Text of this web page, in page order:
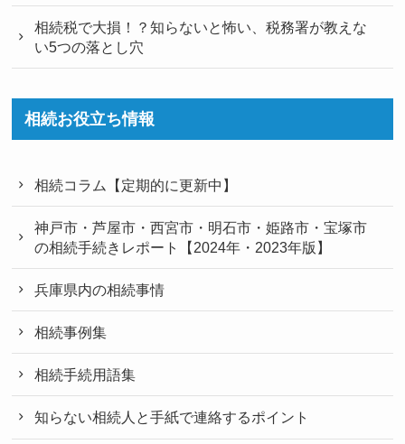
相続税で大損！？知らないと怖い、税務署が教えな
い5つの落とし穴
相続お役立ち情報
相続コラム【定期的に更新中】
神戸市・芦屋市・西宮市・明石市・姫路市・宝塚市
の相続手続きレポート【2024年・2023年版】
兵庫県内の相続事情
相続事例集
相続手続用語集
知らない相続人と手紙で連絡するポイント